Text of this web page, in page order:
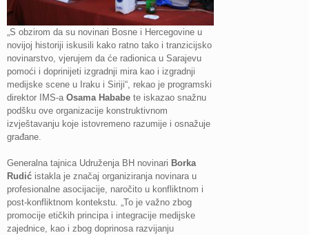
„S obzirom da su novinari Bosne i Hercegovine u
novijoj historiji iskusili kako ratno tako i tranzicijsko
novinarstvo, vjerujem da će radionica u Sarajevu
pomoći i doprinijeti izgradnji mira kao i izgradnji
medijske scene u Iraku i Siriji“, rekao je programski
direktor IMS-a Osama Hababe te iskazao snažnu
podšku ove organizacije konstruktivnom
izvještavanju koje istovremeno razumije i osnažuje
građane.
Generalna tajnica Udruženja BH novinari Borka
Rudić istakla je značaj organiziranja novinara u
profesionalne asocijacije, naročito u konfliktnom i
post-konfliktnom kontekstu. „To je važno zbog
promocije etičkih principa i integracije medijske
zajednice, kao i zbog doprinosa razvijanju